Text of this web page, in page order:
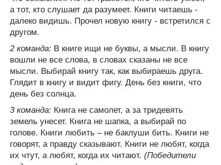
а тот, кто слушает да разумеет. Книги читаешь -
далеко видишь. Прочел новую книгу - встретился с
другом.
2 команда: В книге ищи не буквы, а мысли. В книгу
вошли не все слова, в словах сказаны не все
мысли. Выбирай книгу так, как выбираешь друга.
Глядит в книгу и видит фигу. День без книги, что
день без солнца.
3 команда: Книга не самолет, а за тридевять
земель унесет. Книга не шапка, а выбирай по
голове. Книги любить – не баклуши бить. Книги не
говорят, а правду сказывают. Книги не любят, когда
их чтут, а любят, когда их читают. (Победители